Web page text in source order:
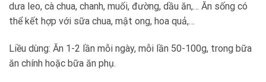
dưa leo, cà chua, chanh, muối, đường, dầu ăn,… Ăn sống có
thể kết hợp với sữa chua, mật ong, hoa quả,…
Liều dùng: Ăn 1-2 lần mỗi ngày, mỗi lần 50-100g, trong bữa
ăn chính hoặc bữa ăn phụ.